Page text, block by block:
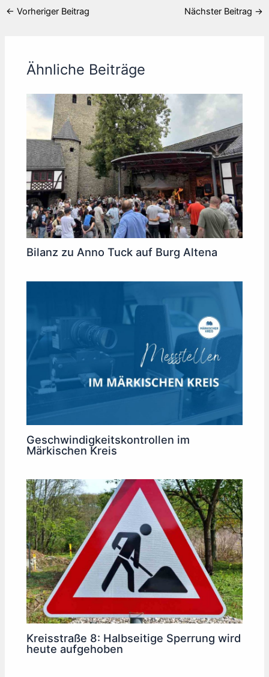
← Vorheriger Beitrag Nächster Beitrag →
Ähnliche Beiträge
Bilanz zu Anno Tuck auf Burg Altena
Geschwindigkeitskontrollen im
Märkischen Kreis
Kreisstraße 8: Halbseitige Sperrung wird
heute aufgehoben